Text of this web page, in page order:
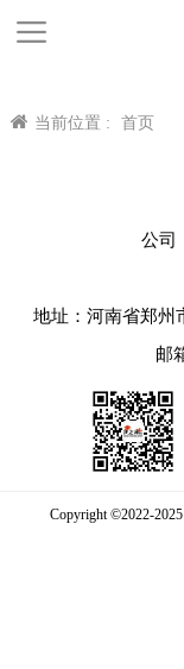
当前位置 : 首页
公司
地址：河南省郑州
邮
Copyright ©2022-2025